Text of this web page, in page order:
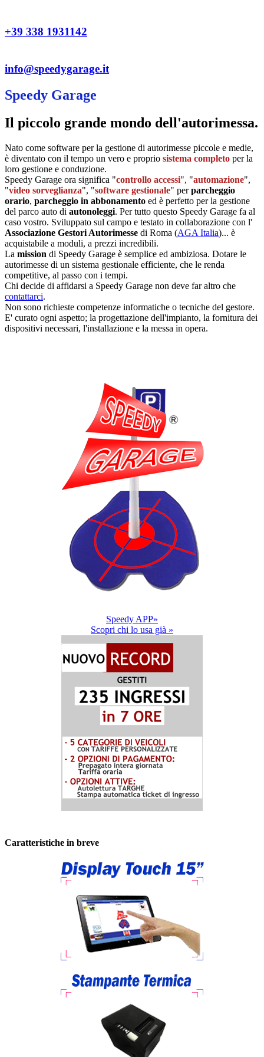
+39 338 1931142
info@speedygarage.it
Speedy Garage
Il piccolo grande mondo dell'autorimessa.
Nato come software per la gestione di autorimesse piccole e medie,
è diventato con il tempo un vero e proprio sistema completo per la
loro gestione e conduzione.
Speedy Garage ora significa "controllo accessi", "automazione",
"video sorveglianza", "software gestionale" perparcheggio
orario, parcheggio in abbonamento ed è perfetto per la gestione
del parco auto di autonoleggi. Per tutto questo Speedy Garage fa al
caso vostro. Sviluppato sul campo e testato in collaborazione con l'
Associazione Gestori Autorimesse di Roma (AGA Italia)... è
acquistabile a moduli, a prezzi incredibili.
La mission di Speedy Garage è semplice ed ambiziosa. Dotare le
autorimesse di un sistema gestionale efficiente, che le renda
competitive, al passo con i tempi.
Chi decide di affidarsi a Speedy Garage non deve far altro che
contattarci.
Non sono richieste competenze informatiche o tecniche del gestore.
E' curato ogni aspetto; la progettazione dell'impianto, la fornitura dei
dispositivi necessari, l'installazione e la messa in opera.
Speedy APP»
Scopri chi lo usa già »
Caratteristiche in breve